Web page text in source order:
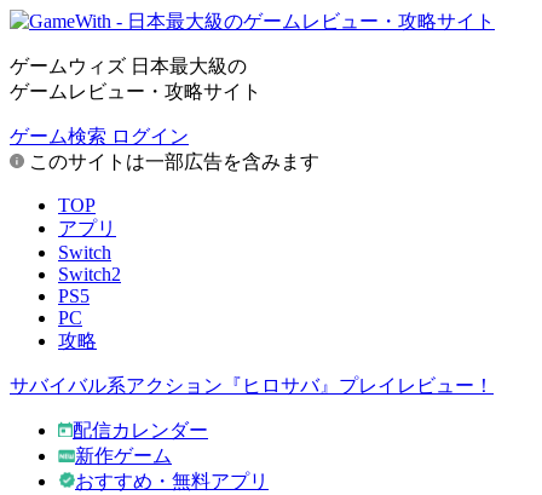
ゲームウィズ 日本最大級の
ゲームレビュー・攻略サイト
ゲーム検索 ログイン
このサイトは一部広告を含みます
TOP
アプリ
Switch
Switch2
PS5
PC
攻略
サバイバル系アクション『ヒロサバ』プレイレビュー！
配信カレンダー
新作ゲーム
おすすめ・無料アプリ